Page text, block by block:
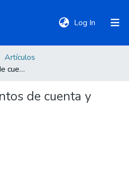
Log In (current)
Artículos
Los procedimientos de cuenta y minuta jurada
de cuenta y